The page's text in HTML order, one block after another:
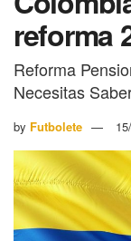
reforma
Reforma
Necesitas
by Futbolete